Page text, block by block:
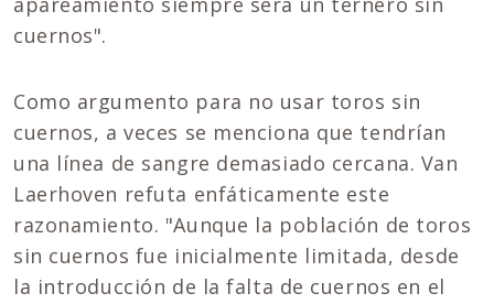
cuernos".
Como argumento para no usar toros sin
cuernos, a veces se menciona que tendrían
una línea de sangre demasiado cercana. Van
Laerhoven refuta enfáticamente este
razonamiento. "Aunque la población de toros
sin cuernos fue inicialmente limitada, desde
la introducción de la falta de cuernos en el